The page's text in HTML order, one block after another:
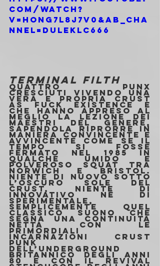
com/watch?
v=HOnG7L8j7v0&ab_cha
nnel=duleklc666
TERMINAL FILTH
Quattro punx
cresciuti vivendo una
vera e propria crust
as fuck existence e
che hanno appreso al
meglio la lezione dei
maestri del genere,
sapendola riprorre in
maniera convincente e
avvincente come se il
tempo si fosse
fermato nel 1985 in
qualche umido e
polveroso squat tra
Norwich e Bristol.
Niente di nuovo sotto
l’oscuro sole del
crust, niente di
innovativo né di
sperimentale,
semplicemente quel
classico suono che
segna una continuità
netta con le
primordiali
incarnazioni crust
punk
dell’underground
britannico degli anni
80 e con il revival